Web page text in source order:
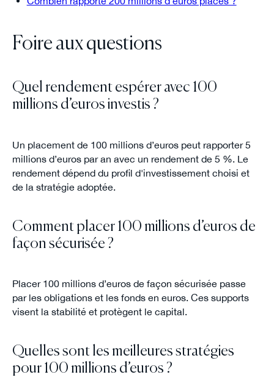
Foire aux questions
Quel rendement espérer avec 100
millions d’euros investis ?
Un placement de 100 millions d’euros peut rapporter 5
millions d’euros par an avec un rendement de 5 %. Le
rendement dépend du profil d'investissement choisi et
de la stratégie adoptée.
Comment placer 100 millions d’euros de
façon sécurisée ?
Placer 100 millions d’euros de façon sécurisée passe
par les obligations et les fonds en euros. Ces supports
visent la stabilité et protègent le capital.
Quelles sont les meilleures stratégies
pour 100 millions d’euros ?